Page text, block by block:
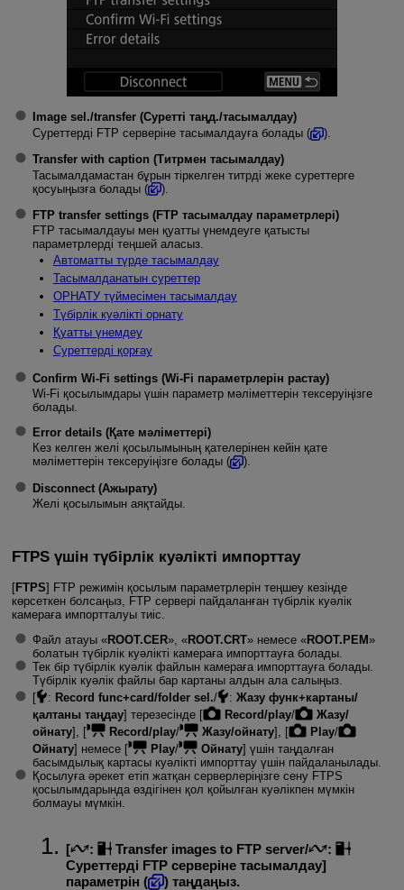
Image sel./transfer (Суретті таңд./тасымалдау)
Суреттерді FTP серверіне тасымалдауға болады (
).
Transfer with caption (Титрмен тасымалдау)
Тасымалдамастан бұрын тіркелген титрді жеке суреттерге
қосуыңызға болады (
).
FTP transfer settings (FTP тасымалдау параметрлері)
FTP тасымалдауы мен қуатты үнемдеуге қатысты
параметрлерді теңшей аласыз.
Автоматты түрде тасымалдау
Тасымалданатын суреттер
ОРНАТУ түймесімен тасымалдау
Түбірлік куәлікті орнату
Қуатты үнемдеу
Суреттерді қорғау
Confirm Wi-Fi settings (Wi-Fi параметрлерін растау)
Wi-Fi қосылымдары үшін параметр мәліметтерін тексеруіңізге
болады.
Error details (Қате мәліметтері)
Кез келген желі қосылымының қателерінен кейін қате
мәліметтерін тексеруіңізге болады (
).
Disconnect (Ажырату)
Желі қосылымын аяқтайды.
FTPS үшін түбірлік куәлікті импорттау
[FTPS] FTP режимін қосылым параметрлерін теңшеу кезінде
көрсеткен болсаңыз, FTP сервері пайдаланған түбірлік куәлік
камераға импортталуы тиіс.
Файл атауы «ROOT.CER», «ROOT.CRT» немесе «ROOT.PEM»
болатын түбірлік куәлікті камераға импорттауға болады.
Тек бір түбірлік куәлік файлын камераға импорттауға болады.
Түбірлік куәлік файлы бар картаны алдын ала салыңыз.
[
: Record func+card/folder sel./ : Жазу функ+картаны/
қалтаны таңдау] терезесінде [ Record/play/
Жазу/
ойнату], [ Record/play/ Жазу/ойнату], [ Play/
Ойнату] немесе [ Play/ Ойнату] үшін таңдалған
басымдылық картасы куәлікті импорттау үшін пайдаланылады.
Қосылуға әрекет етіп жатқан серверлеріңізге сену FTPS
қосылымдарында өздігінен қол қойылған куәлікпен мүмкін
болмауы мүмкін.
[ : Transfer images to FTP server/
:
Суреттерді FTP серверіне тасымалдау]
параметрін (
) таңдаңыз.